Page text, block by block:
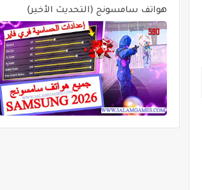
هواتف سامسونج (التحديث الأخير)